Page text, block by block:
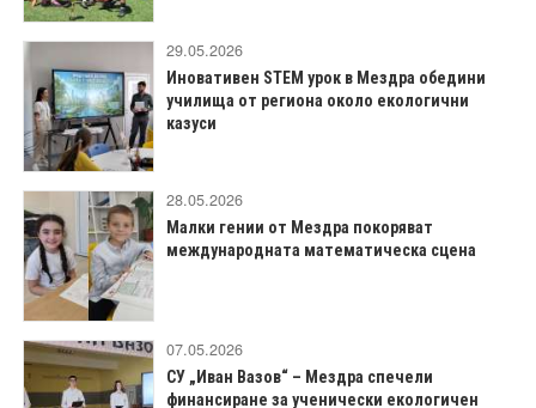
29.05.2026
Иновативен STEM урок в Мездра обедини
училища от региона около екологични
казуси
28.05.2026
Малки гении от Мездра покоряват
международната математическа сцена
07.05.2026
СУ „Иван Вазов“ – Мездра спечели
финансиране за ученически екологичен